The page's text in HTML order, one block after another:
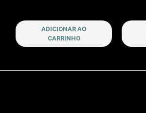
ADICIONAR AO
CARRINHO